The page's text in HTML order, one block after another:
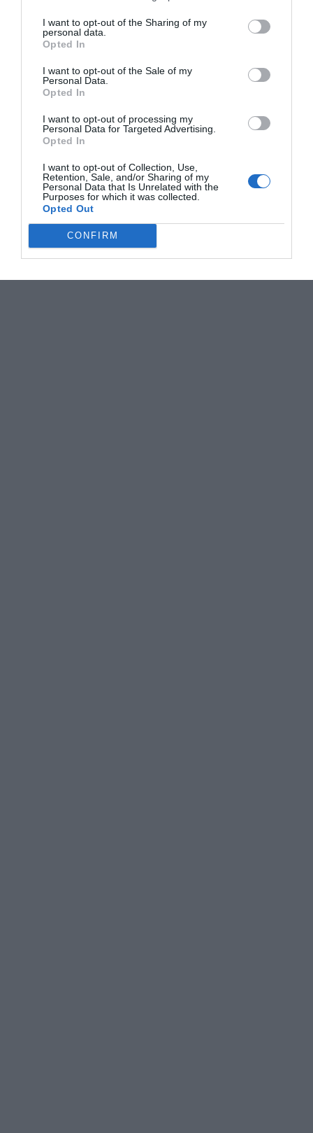
I want to opt-out of the Sharing of my
personal data.
Opted In
I want to opt-out of the Sale of my
Personal Data.
Opted In
I want to opt-out of processing my
Personal Data for Targeted Advertising.
Opted In
I want to opt-out of Collection, Use,
Retention, Sale, and/or Sharing of my
Personal Data that Is Unrelated with the
Purposes for which it was collected.
Opted Out
CONFIRM